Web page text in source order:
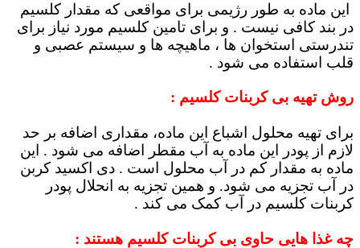
این ماده به طور رژیمی برای مواقعی که مقدار کلسیم
در بند کافی نیست . و برای تامین کلسیم مورد نیاز برای
تندرستی استخوان ها ، ماهیچه ها و سیستم عصبی و
قلب استفاده می شود .
روش تهیه بی کربنات کلسیم :
برای تهیه محلول اشباع این ماده، مقداری اضافه بر حد
لازم از پودر این ماده به آب مقطر اضافه می شود . این
ماده به مقدار کم در آب محلول است . دی اکسید کربن
در آب تجزیه می شود. و همین تجزیه به انحلال پودر
کربنات کلسیم در آب کمک می کند .
چه غذا هایی حاوی بی کربنات کلسیم هستند :